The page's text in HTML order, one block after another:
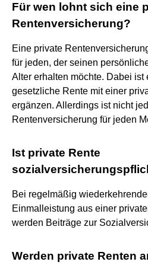
Für wen lohnt sich eine
Rentenversicherung?
Eine private
für jeden, der seinen
Alter erhalten möchte. Dabei ist
gesetzliche Rente mit einer
ergänzen. Allerdings ist nicht
Rentenversicherung für jeden
Ist private Rente
Bei regelmäßig
Einmalleistung aus einer
werden Beiträge zur
Werden private Renten